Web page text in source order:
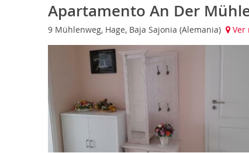
Apartamento An Der
9 Mühlenweg, Hage, Baja Sajonia (Alemania) Ver